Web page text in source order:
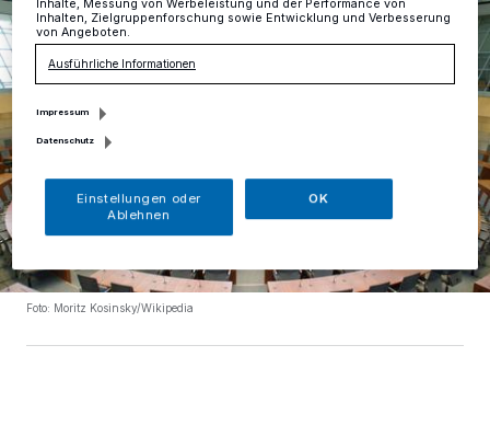
Foto: Moritz Kosinsky/Wikipedia
Inhalte, Messung von Werbeleistung und der Performance von
Inhalten, Zielgruppenforschung sowie Entwicklung und Verbesserung
von Angeboten.
Ausführliche Informationen
Impressum
Datenschutz
Einstellungen oder
Ablehnen
OK